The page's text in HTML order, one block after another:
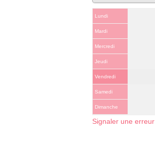
Lundi
Mardi
Mercredi
Jeudi
Vendredi
Samedi
Dimanche
Signaler une erreur